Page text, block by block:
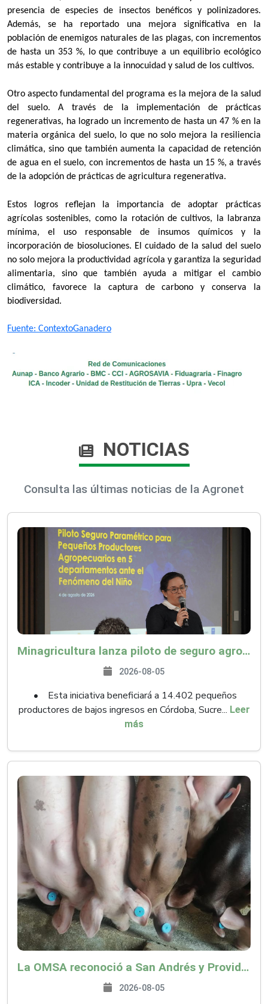
presencia de especies de insectos benéficos y polinizadores.
Además, se ha reportado una mejora significativa en la
población de enemigos naturales de las plagas, con incrementos
de hasta un 353 %, lo que contribuye a un equilibrio ecológico
más estable y contribuye a la innocuidad y salud de los cultivos.
Otro aspecto fundamental del programa es la mejora de la salud
del suelo. A través de la implementación de prácticas
regenerativas, ha logrado un incremento de hasta un 47 % en la
materia orgánica del suelo, lo que no solo mejora la resiliencia
climática, sino que también aumenta la capacidad de retención
de agua en el suelo, con incrementos de hasta un 15 %, a través
de la adopción de prácticas de agricultura regenerativa.
Estos logros reflejan la importancia de adoptar prácticas
agrícolas sostenibles, como la rotación de cultivos, la labranza
mínima, el uso responsable de insumos químicos y la
incorporación de biosoluciones. El cuidado de la salud del suelo
no solo mejora la productividad agrícola y garantiza la seguridad
alimentaria, sino que también ayuda a mitigar el cambio
climático, favorece la captura de carbono y conserva la
biodiversidad.
Fuente: ContextoGanadero​
NOTICIAS
Consulta las últimas noticias de la Agronet
Minagricultura lanza piloto de seguro agropecuario por $9.625 millones para proteger a más de 14.000 pequeños productores contra riesgos del Fenómeno de El Niño
2026-08-05
• Esta iniciativa beneficiará a 14.402 pequeños
productores de bajos ingresos en Córdoba, Sucre... Leer
más
La OMSA reconoció a San Andrés y Providencia como zona libre de Peste Porcina Clásica (PPC)
2026-08-05